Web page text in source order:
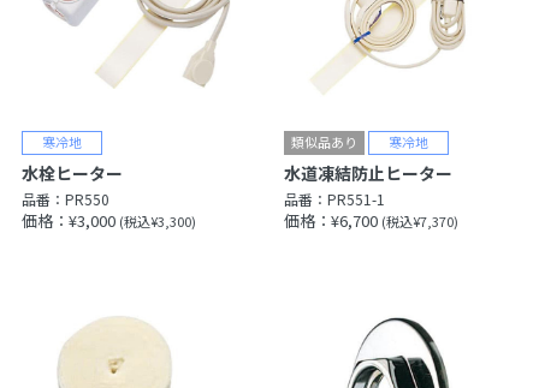
水栓ヒーター
品番： PR550
価格：¥3,000 (税込¥3,300)
水道凍結防止ヒーター
品番：PR551-1
価格：¥6,700 (税込¥7,370)